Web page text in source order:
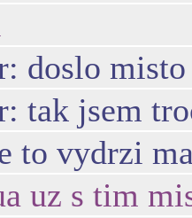
doslo
tak jsem
to vydrzi
uz s tim